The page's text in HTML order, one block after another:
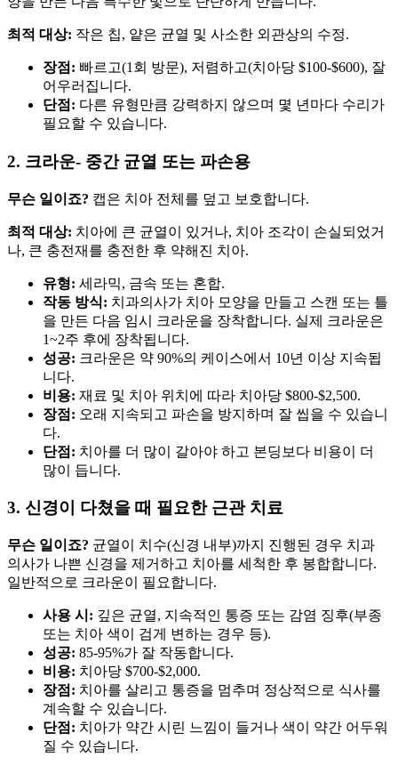
최적 대상: 작은 칩, 얕은 균열 및 사소한 외관상의 수정.
장점: 빠르고(1회 방문), 저렴하고(치아당 $100-$600), 잘
어우러집니다.
단점: 다른 유형만큼 강력하지 않으며 몇 년마다 수리가
필요할 수 있습니다.
2. 크라운- 중간 균열 또는 파손용
무슨 일이죠? 캡은 치아 전체를 덮고 보호합니다.
최적 대상: 치아에 큰 균열이 있거나, 치아 조각이 손실되었거
나, 큰 충전재를 충전한 후 약해진 치아.
유형: 세라믹, 금속 또는 혼합.
작동 방식: 치과의사가 치아 모양을 만들고 스캔 또는 틀
을 만든 다음 임시 크라운을 장착합니다. 실제 크라운은
1~2주 후에 장착됩니다.
성공: 크라운은 약 90%의 케이스에서 10년 이상 지속됩
니다.
비용: 재료 및 치아 위치에 따라 치아당 $800-$2,500.
장점: 오래 지속되고 파손을 방지하며 잘 씹을 수 있습니
다.
단점: 치아를 더 많이 갈아야 하고 본딩보다 비용이 더
많이 듭니다.
3. 신경이 다쳤을 때 필요한 근관 치료
무슨 일이죠? 균열이 치수(신경 내부)까지 진행된 경우 치과
의사가 나쁜 신경을 제거하고 치아를 세척한 후 봉합합니다.
일반적으로 크라운이 필요합니다.
사용 시: 깊은 균열, 지속적인 통증 또는 감염 징후(부종
또는 치아 색이 검게 변하는 경우 등).
성공: 85-95%가 잘 작동합니다.
비용: 치아당 $700-$2,000.
장점: 치아를 살리고 통증을 멈추며 정상적으로 식사를
계속할 수 있습니다.
단점: 치아가 약간 시린 느낌이 들거나 색이 약간 어두워
질 수 있습니다.